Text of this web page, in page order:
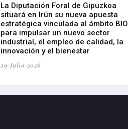
La Diputación Foral de Gipuzkoa
situará en Irún su nueva apuesta
estratégica vinculada al ámbito BIO
para impulsar un nuevo sector
industrial, el empleo de calidad, la
innovación y el bienestar
29-Julio-2026